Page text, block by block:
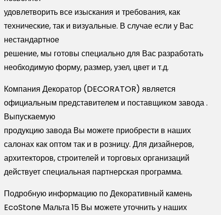
удовлетворить все изыскания и требования, как
технические, так и визуальные. В случае если у Вас
нестандартное
решение, мы готовы специально для Вас разработать
необходимую форму, размер, узел, цвет и т.д.
Компания Декоратор (DECORATOR) является
официальным представителем и поставщиком завода .
Выпускаемую
продукцию завода Вы можете приобрести в наших
салонах как оптом так и в розницу. Для дизайнеров,
архитекторов, строителей и торговых организаций
действует специальная партнерская программа.
Подробную информацию по Декоративный камень
EcoStone Мальта 15 Вы можете уточнить у наших